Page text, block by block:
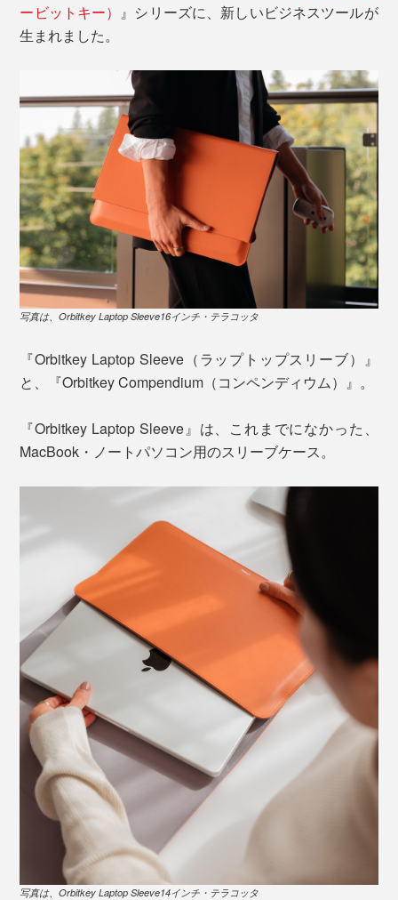
ービットキー）
』シリーズに、新しいビジネスツールが
生まれました。
写真は、Orbitkey Laptop Sleeve16インチ・テラコッタ
『Orbitkey Laptop Sleeve（ラップトップスリーブ）』
と、『Orbitkey Compendium（コンペンディウム）』。
『Orbitkey Laptop Sleeve』は、これまでになかった、
MacBook・ノートパソコン用のスリーブケース。
写真は、Orbitkey Laptop Sleeve14インチ・テラコッタ